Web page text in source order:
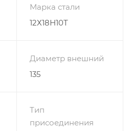
Марка стали
12Х18Н10Т
Диаметр внешний
135
Тип
присоединения